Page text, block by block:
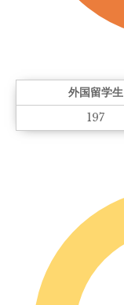
外国留学生
197